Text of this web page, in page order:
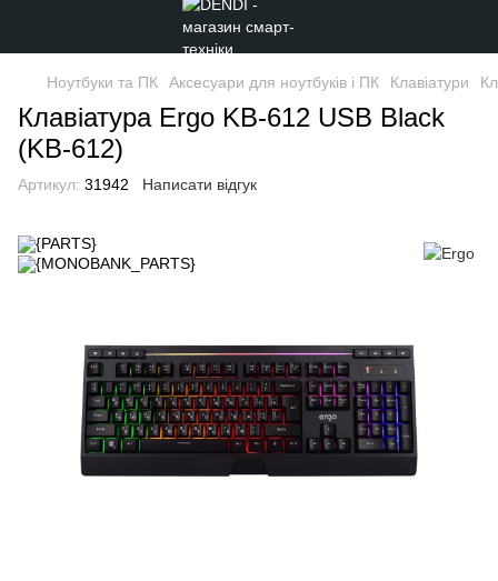
Ноутбуки та ПК Аксесуари для ноутбуків і ПК Клавіатури
Клавіатура Ergo KB-612 USB Black
(KB-612)
Артикул: 31942 Написати відгук